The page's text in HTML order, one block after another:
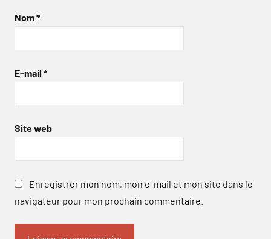
Nom*
E-mail *
Site web
Enregistrer mon nom, mon e-mail et mon site dans le
navigateur pour mon prochain commentaire.